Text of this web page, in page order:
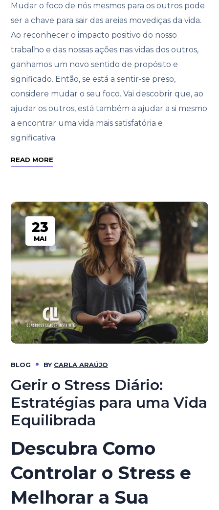
Mudar o foco de nós mesmos para os outros pode
ser a chave para sair das areias movediças da vida.
Ao reconhecer o impacto positivo do nosso
trabalho e das nossas ações nas vidas dos outros,
ganhamos um novo sentido de propósito e
significado. Então, se está a sentir-se preso,
considere mudar o seu foco. Vai descobrir que, ao
ajudar os outros, está também a ajudar a si mesmo
a encontrar uma vida mais satisfatória e
significativa.
READ MORE
23
MAI
BLOG BY CARLA ARAÚJO
Gerir o Stress Diário:
Estratégias para uma Vida
Equilibrada
Descubra Como
Controlar o Stress e
Melhorar a Sua